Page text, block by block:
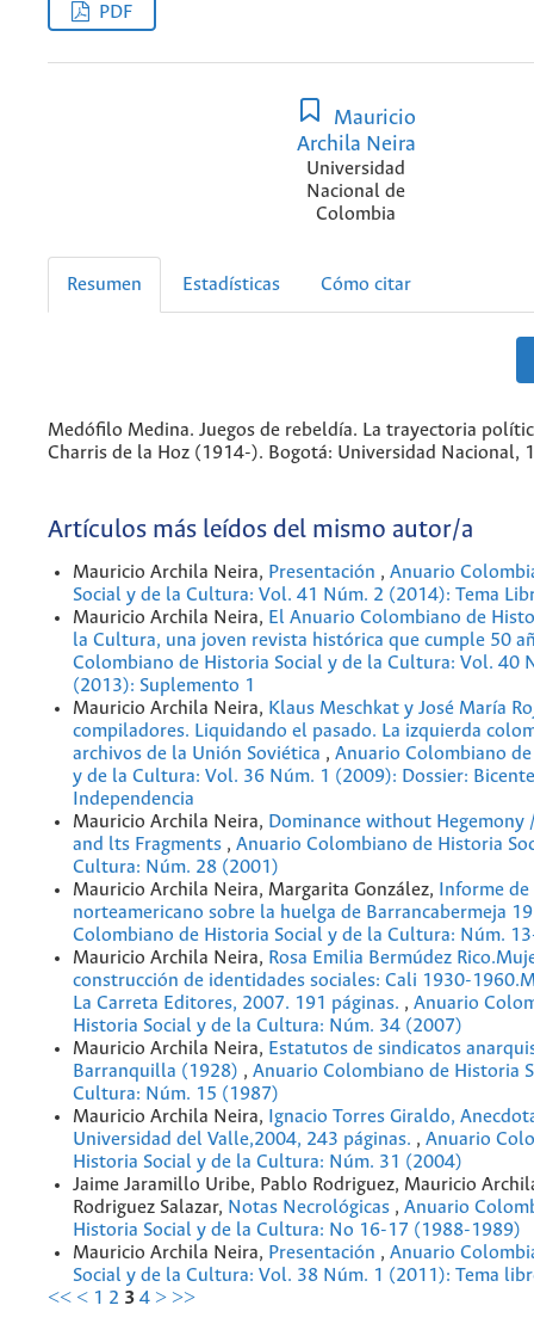
PDF
Mauricio
Archila Neira
Universidad
Nacional de
Colombia
Resumen Estadísticas Cómo citar
Medófilo Medina. Juegos de rebeldía. La trayectoria
Charris de la Hoz (1914-). Bogotá: Universidad Nacional,
Artículos más leídos del mismo autor/a
Mauricio Archila Neira, Presentación , Anuario
Social y de la Cultura: Vol. 41 Núm. 2 (2014): Tema
Mauricio Archila Neira, El Anuario Colombiano de
la Cultura, una joven revista histórica que cumple 50
Colombiano de Historia Social y de la Cultura: Vol. 40
(2013): Suplemento 1
Mauricio Archila Neira, Klaus Meschkat y José María
compiladores. Liquidando el pasado. La izquierda
archivos de la Unión Soviética , Anuario Colombiano
y de la Cultura: Vol. 36 Núm. 1 (2009): Dossier:
Independencia
Mauricio Archila Neira, Dominance without Hegemony
and lts Fragments , Anuario Colombiano de Historia
Cultura: Núm. 28 (2001)
Mauricio Archila Neira, Margarita González,
Informe
norteamericano sobre la huelga de Barrancabermeja
Colombiano de Historia Social y de la Cultura: Núm.
Mauricio Archila Neira, Rosa Emilia Bermúdez
construcción de identidades sociales: Cali 1930-
La Carreta Editores, 2007. 191 páginas. , Anuario
Historia Social y de la Cultura: Núm. 34 (2007)
Mauricio Archila Neira, Estatutos de sindicatos
Barranquilla (1928) , Anuario Colombiano de Historia
Cultura: Núm. 15 (1987)
Mauricio Archila Neira, Ignacio Torres Giraldo,
Universidad del Valle,2004, 243 páginas. , Anuario
Historia Social y de la Cultura: Núm. 31 (2004)
Jaime Jaramillo Uribe, Pablo Rodriguez, Mauricio
Rodriguez Salazar, Notas Necrológicas , Anuario
Historia Social y de la Cultura: No 16-17 (1988-1989)
Mauricio Archila Neira, Presentación , Anuario
Social y de la Cultura: Vol. 38 Núm. 1 (2011): Tema
<< < 1 2 3 4 > >>